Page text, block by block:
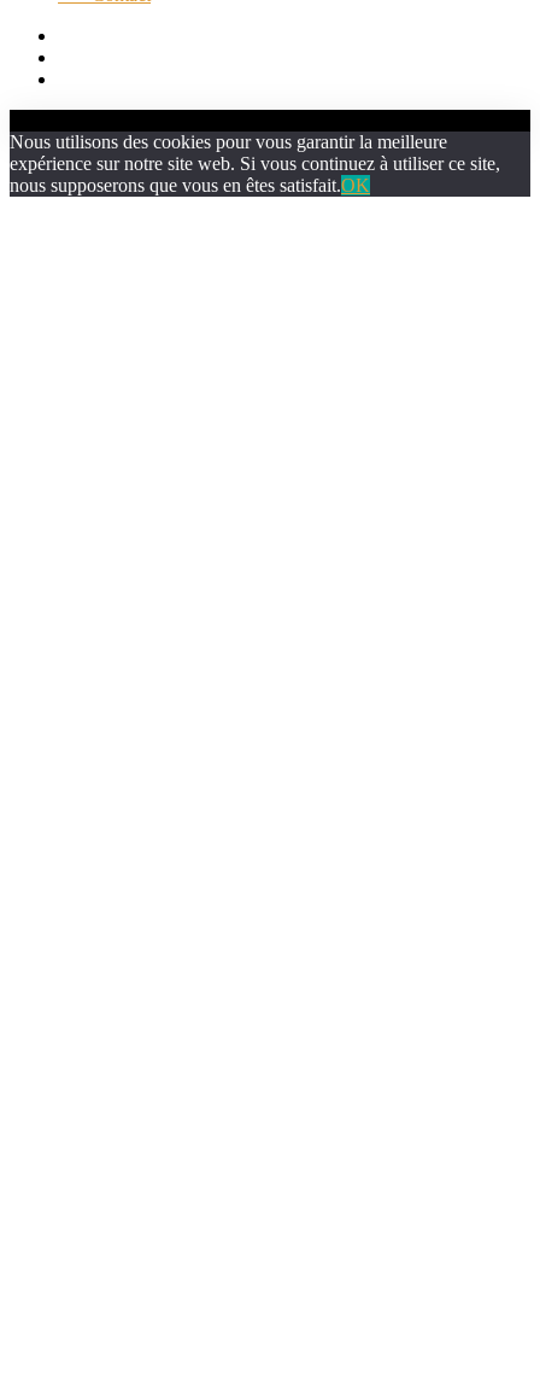
Nous utilisons des cookies pour vous garantir la meilleure
expérience sur notre site web. Si vous continuez à utiliser ce site,
nous supposerons que vous en êtes satisfait.OK